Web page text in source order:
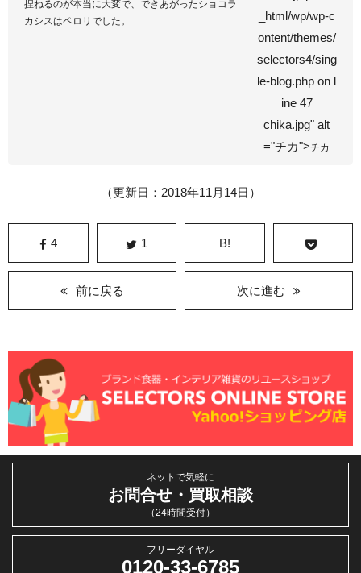
捏ねるのが本当に大変で、できあがったショコラ
カシスはペロリでした。
_html/wp/wp-c
ontent/themes/
selectors4/sing
le-blog.php on l
ine 47
chika.jpg" alt
="チカ">チカ
（更新日：2018年11月14日）
4 1 B!
前に戻る 次に進む
ネットで気軽に
お問合せ・買取相談
（24時間受付）
フリーダイヤル
0120-33-6785